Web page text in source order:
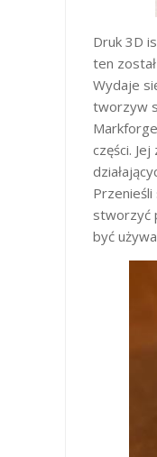
Druk 3D
ten
Wydaje
tworzyw
części.
stworzyć
być